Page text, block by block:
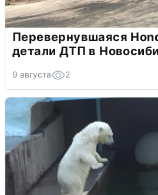
Перевернувшаяся
детали ДТП в
9 августа 2